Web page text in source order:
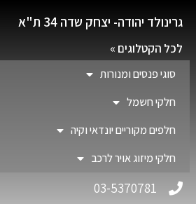
גרינולד יהודה- יצחק שדה 34 ת"א
לכל הקטלוגים »
סוגי פנסים ומנורות
חלקי חשמל
חלפים מקוריים יונדאי וקיה
חלקי מיזוג אויר לרכב
03-5370781